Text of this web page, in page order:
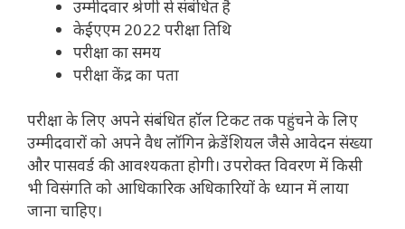
उम्मीदवार श्रेणी से संबंधित है
केईएएम 2022 परीक्षा तिथि
परीक्षा का समय
परीक्षा केंद्र का पता
परीक्षा के लिए अपने संबंधित हॉल टिकट तक पहुंचने के लिए
उम्मीदवारों को अपने वैध लॉगिन क्रेडेंशियल जैसे आवेदन संख्या
और पासवर्ड की आवश्यकता होगी। उपरोक्त विवरण में किसी
भी विसंगति को आधिकारिक अधिकारियों के ध्यान में लाया
जाना चाहिए।